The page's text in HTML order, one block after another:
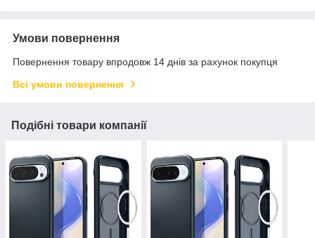
Умови повернення
Повернення товару впродовж 14 днів за рахунок покупця
Всі умови повернення
Подібні товари компанії